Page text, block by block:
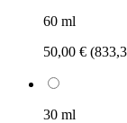
60 ml
50,00 €
30 ml